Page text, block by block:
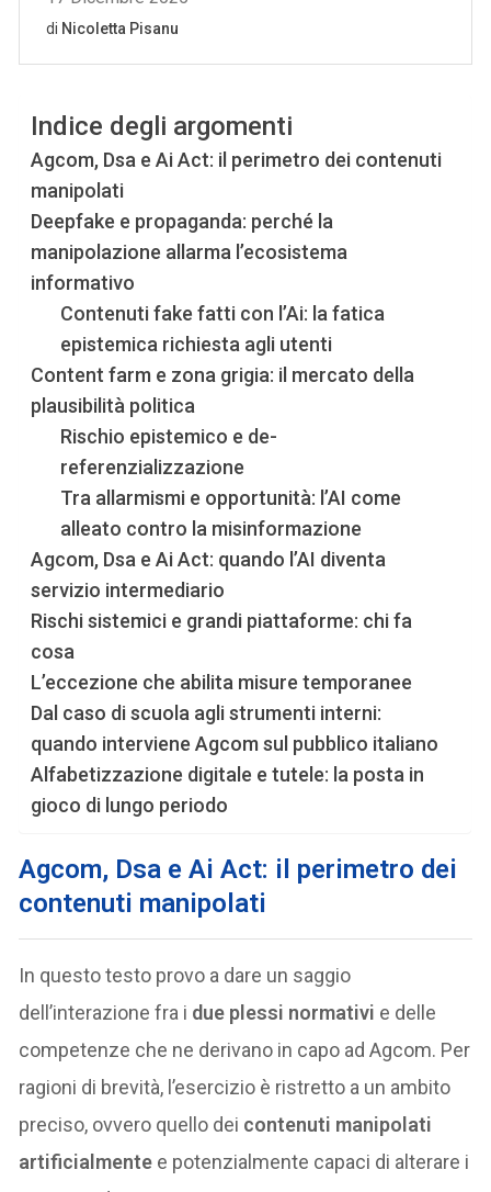
Indice degli argomenti
Agcom, Dsa e Ai Act: il perimetro dei contenuti
manipolati
Deepfake e propaganda: perché la
manipolazione allarma l’ecosistema
informativo
Contenuti fake fatti con l’Ai: la fatica
epistemica richiesta agli utenti
Content farm e zona grigia: il mercato della
plausibilità politica
Rischio epistemico e de-
referenzializzazione
Tra allarmismi e opportunità: l’AI come
alleato contro la misinformazione
Agcom, Dsa e Ai Act: quando l’AI diventa
servizio intermediario
Rischi sistemici e grandi piattaforme: chi fa
cosa
L’eccezione che abilita misure temporanee
Dal caso di scuola agli strumenti interni:
quando interviene Agcom sul pubblico italiano
Alfabetizzazione digitale e tutele: la posta in
gioco di lungo periodo
Agcom, Dsa e Ai Act: il perimetro dei
contenuti manipolati
In questo testo provo a dare un saggio
dell’interazione fra i due plessi normativi e delle
competenze che ne derivano in capo ad Agcom. Per
ragioni di brevità, l’esercizio è ristretto a un ambito
preciso, ovvero quello dei contenuti manipolati
artificialmente e potenzialmente capaci di alterare i